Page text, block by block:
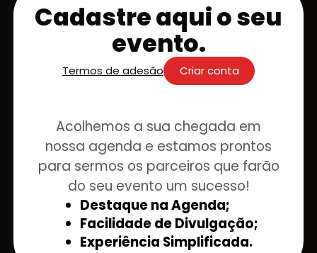
Cadastre aqui o seu
evento.
Termos de adesão Criar conta
Acolhemos a sua chegada em
nossa agenda e estamos prontos
para sermos os parceiros que farão
do seu evento um sucesso!
Destaque na Agenda;
Facilidade de Divulgação;
Experiência Simplificada.